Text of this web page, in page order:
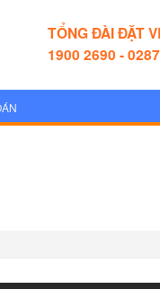
TỔNG ĐÀI ĐẶT
1900 2690 -